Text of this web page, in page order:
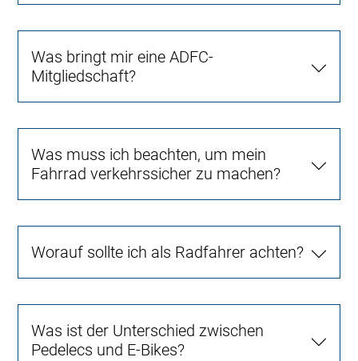
Was bringt mir eine ADFC-
Mitgliedschaft?
Was muss ich beachten, um mein
Fahrrad verkehrssicher zu machen?
Worauf sollte ich als Radfahrer achten?
Was ist der Unterschied zwischen
Pedelecs und E-Bikes?